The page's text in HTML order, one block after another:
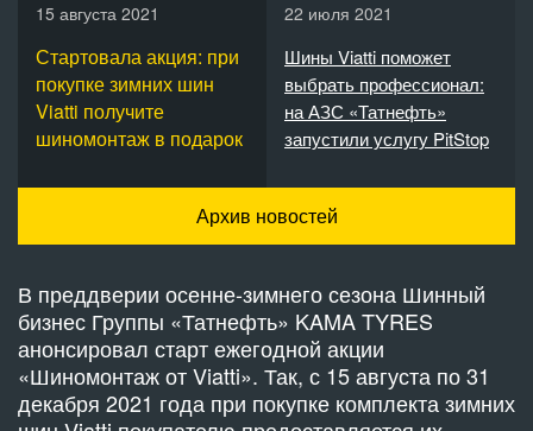
15 августа 2021
Стартовала акция: при
покупке зимних шин
Viatti получите
шиномонтаж в подарок
22 июля 2021
Шины Viatti поможет
выбрать профессионал:
на АЗС «Татнефть»
запустили услугу PitStop
Архив новостей
В преддверии осенне-зимнего сезона Шинный
бизнес Группы «Татнефть» KAMA TYRES
анонсировал старт ежегодной акции
«Шиномонтаж от Viatti». Так, с 15 августа по 31
декабря 2021 года при покупке комплекта зимних